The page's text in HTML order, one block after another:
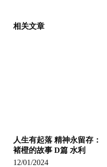
相关文章
人生有起落 精神永留存：
褚橙的故事 D篇 水利
12/01/2024